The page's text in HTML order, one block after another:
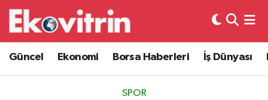
Güncel Ekonomi Borsa Haberleri İş Dünyası
SPOR
Güncel
Ekonomi
Hava Durumu
Trafik Durumu